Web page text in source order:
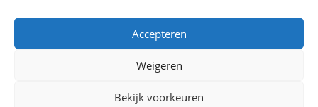
Accepteren
Weigeren
Bekijk voorkeuren
Online facturatiepakketten
Gratis factuurprogramma
Standaard factuurprogramma